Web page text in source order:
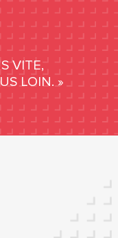
VITE,
LOIN. »